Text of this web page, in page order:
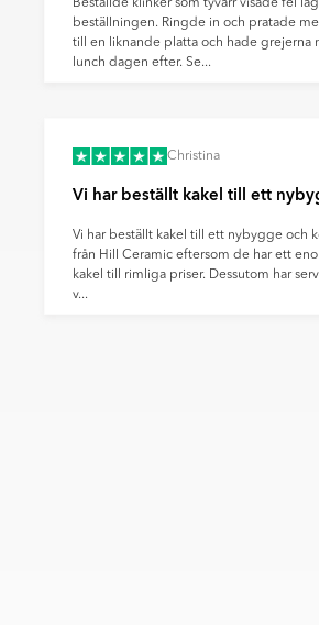
Beställde klinker som tyvärr visade fel
beställningen. Ringde in och pratade
till en liknande platta och hade grejerna
lunch dagen efter. Se...
Christina
Vi har beställt kakel till ett
Vi har beställt kakel till ett nybygge och
från Hill Ceramic eftersom de har ett
kakel till rimliga priser. Dessutom har
v...